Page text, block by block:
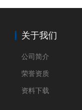
关于我们
公司简介
荣誉资质
资料下载